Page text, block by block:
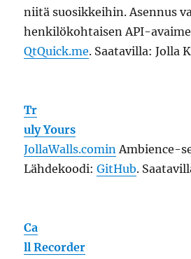
niitä suosikkeihin. Asennus
henkilökohtaisen API-
QtQuick.me. Saatavilla: Jolla
Tr
uly Yours
JollaWalls.cominAmbience-
Lähdekoodi:GitHub.
Ca
ll Recorder